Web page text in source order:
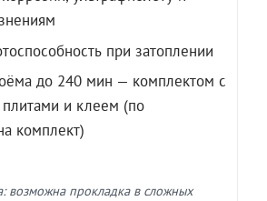
при затоплении
до 240 мин — комплектом с
и клеем (по
комплект)
возможна прокладка в сложных